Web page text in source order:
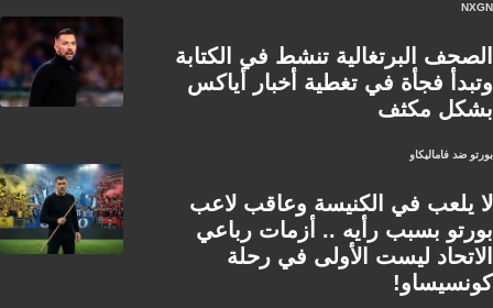
NXGN
الصحف البرتغالية تنشط في الكتابة
وتبدأ فجأة في تغطية أخبار أياكس
بشكل مكثف
بورتو ضد فاماليكاو
لا يلعب في الكنيسة وعاقب لاعب
بورتو بسبب رأيه .. أزمات رباعي
الاتحاد ليست الأولى في رحلة
كونسيساو!